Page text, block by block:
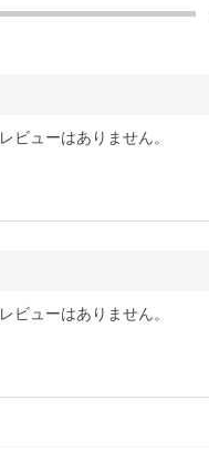
レビューはありません。
レビューはありません。